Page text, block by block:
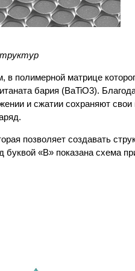
полимерной матрице
бария (BaTiO3).
и сжатии сохраняют свои
позволяет создавать
«В» показана схема